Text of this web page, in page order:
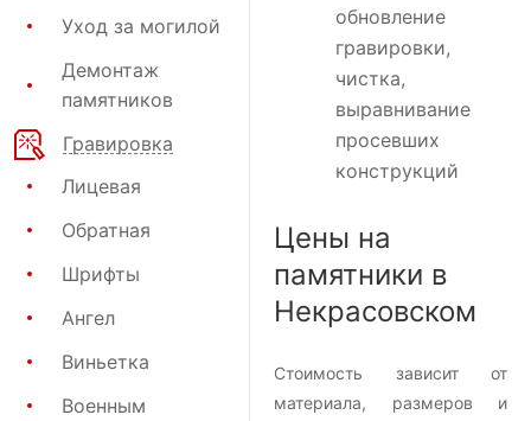
Уход за могилой
Демонтаж
памятников
Гравировка
Лицевая
Обратная
Шрифты
Ангел
Виньетка
Военным
обновление
гравировки,
чистка,
выравнивание
просевших
конструкций
Цены на
памятники в
Некрасовском
Стоимость зависит от
материала, размеров и